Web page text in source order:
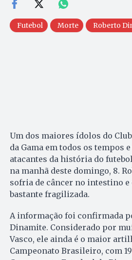
Futebol Morte Roberto
Um dos maiores ídolos do
da Gama em todos os tempos
atacantes da história do
na manhã deste domingo, 8.
sofria de câncer no intestino e
bastante fragilizada.
A informação foi confirmada
Dinamite. Considerado por
Vasco, ele ainda é o maior
Campeonato Brasileiro, com